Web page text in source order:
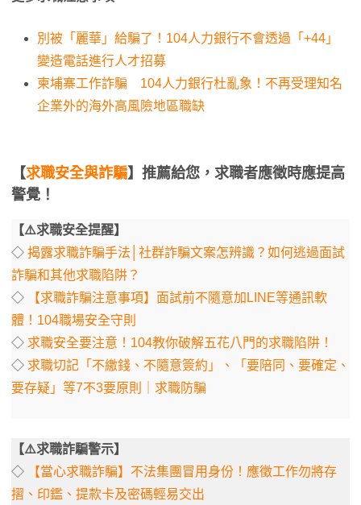
別被「麗華」給騙了！104人力銀行不會透過「+44」
變造電話進行人才招募
柬埔寨工作詐騙 104人力銀行杜亂象！不再受理知名
企業外的海外高風險地區職缺
【求職安全與詐騙】推薦給您，求職者應徵時應提高
警覺！
【⚠️求職安全提醒】
◇ 揭露求職詐騙手法│社群詐騙文案怎辨識？如何逃過面試
詐騙和其他求職陷阱？
◇
【求職詐騙注意事項】面試前不隨意加LINE等通訊軟
體！104職場安全守則
◇ 求職安全要注意！104教你破解五花八門的求職陷阱！
◇ 求職切記「不繳錢、不隨意簽約」、「要陪同、要確定、
要存疑」等7不3要原則｜求職防騙
【⚠️求職詐騙警示】
◇
【當心求職詐騙】不法集團冒用身份！應徵工作勿將存
摺、印鑑、提款卡及密碼輕易交出